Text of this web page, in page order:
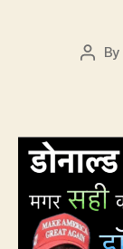
Post
By